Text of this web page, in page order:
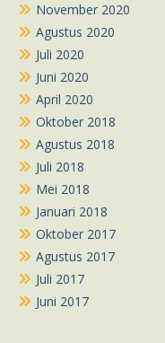
November 2020
Agustus 2020
Juli 2020
Juni 2020
April 2020
Oktober 2018
Agustus 2018
Juli 2018
Mei 2018
Januari 2018
Oktober 2017
Agustus 2017
Juli 2017
Juni 2017